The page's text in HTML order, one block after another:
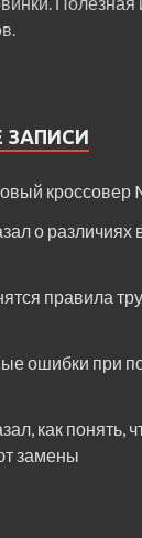
ЗАПИСИ
кроссовер
о различиях
правила
ошибки при
как понять,
замены